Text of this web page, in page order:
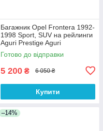
Багажник Opel Frontera 1992-
1998 Sport, SUV на рейлинги
Aguri Prestige Aguri
Готово до відправки
5 200 ₴ 6 050 ₴
Купити
–14%